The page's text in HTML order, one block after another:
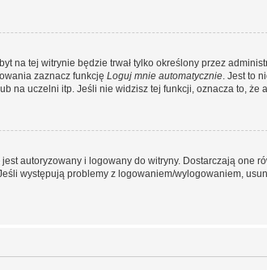
na tej witrynie będzie trwał tylko określony przez
zaznacz funkcję Loguj mnie automatycznie. Jest to
uczelni itp. Jeśli nie widzisz tej funkcji, oznacza to, że
autoryzowany i logowany do witryny. Dostarczają one
występują problemy z logowaniem/wylogowaniem,